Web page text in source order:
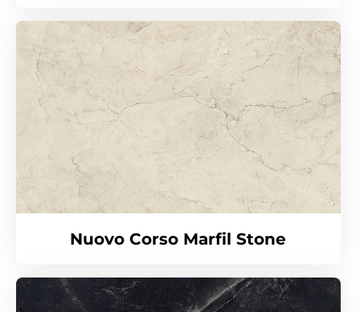
Nuovo Corso Marfil Stone